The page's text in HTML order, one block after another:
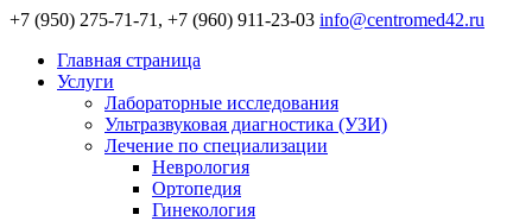
+7 (950) 275-71-71, +7 (960) 911-23-03 info@centromed42.ru
Главная страница
Услуги
Лабораторные исследования
Ультразвуковая диагностика (УЗИ)
Лечение по специализации
Неврология
Ортопедия
Гинекология